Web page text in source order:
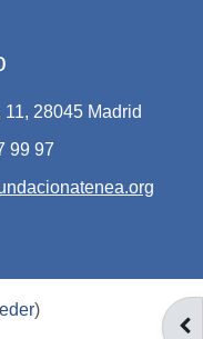
28045 Madrid
99 97
)